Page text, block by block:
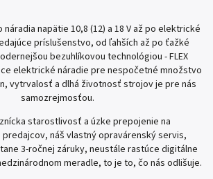
napätie 10,8 (12) a 18 V až po elektrické
príslušenstvo, od ľahších až po ťažké
bezuhlíkovou technológiou - FLEX
elektrické náradie pre nespočetné množstvo
vytrvalosť a dlhá životnosť strojov je pre nás
samozrejmosťou.
starostlivosť a úzke prepojenie na
náš vlastný opravárenský servis,
3-ročnej záruky, neustále rastúce digitálne
meradle, to je to, čo nás odlišuje.